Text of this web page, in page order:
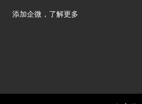
添加企微，了解更多